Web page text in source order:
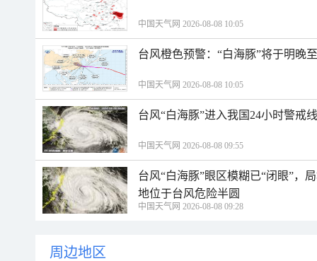
中国天气网 2026-08-08 10:05
台风橙色预警：“白海豚”将于明晚
中国天气网 2026-08-08 10:05
台风“白海豚”进入我国24小时警戒
中国天气网 2026-08-08 09:55
台风“白海豚”眼区模糊已“闭眼”，
地位于台风危险半圆
中国天气网 2026-08-08 09:28
周边地区